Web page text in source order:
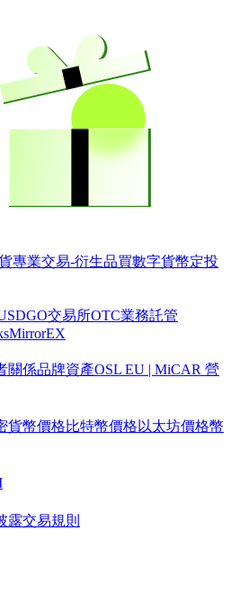
專業交易-衍生品買數字貨幣定投
交易所OTC業務託管
MirrorEX
關係品牌資產OSL EU | MiCAR 營
貨幣價格比特幣價格 以太坊價格幣
露交易規則